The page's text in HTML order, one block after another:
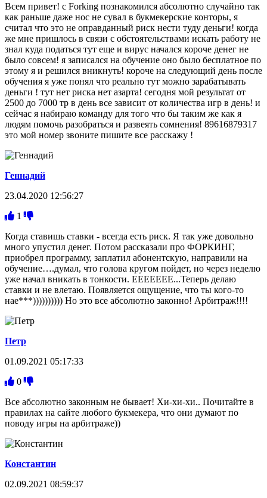
Всем привет! с Forking познакомился абсолютно случайно так
как раньше даже нос не сувал в букмекерские конторы, я
считал что это не оправданный риск нести туду деньги! когда
же мне пришлось в связи с обстоятельствами искать работу не
знал куда податься тут еще и вирус начался короче денег не
было совсем! я записался на обучение оно было бесплатное по
этому я и решился вникнуть! короче на следующий день после
обучения я уже понял что реально тут можно зарабатывать
деньги ! тут нет риска нет азарта! сегодня мой результат от
2500 до 7000 тр в день все зависит от количества игр в день! и
сейчас я набираю команду для того что бы таким же как я
людям помочь разобраться и развеять сомнения! 89616879317
это мой номер звоните пишите все расскажу !
Геннадий
23.04.2020 12:56:27
1
Когда ставишь ставки - всегда есть риск. Я так уже довольно
много упустил денег. Потом рассказали про ФОРКИНГ,
приобрел программу, заплатил абонентскую, направили на
обучение….думал, что голова кругом пойдет, но через неделю
уже начал вникать в тонкости. ЕЕЕЕЕЕЕ...Теперь делаю
ставки и не влетаю. Появляется ощущение, что ты кого-то
нае***)))))))))) Но это все абсолютно законно! Арбитраж!!!!
Петр
01.09.2021 05:17:33
0
Все абсолютно законным не бывает! Хи-хи-хи.. Почитайте в
правилах на сайте любого букмекера, что они думают по
поводу игры на арбитраже))
Константин
02.09.2021 08:59:37